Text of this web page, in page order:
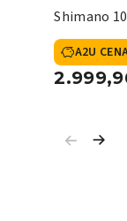
Shimano
A2U